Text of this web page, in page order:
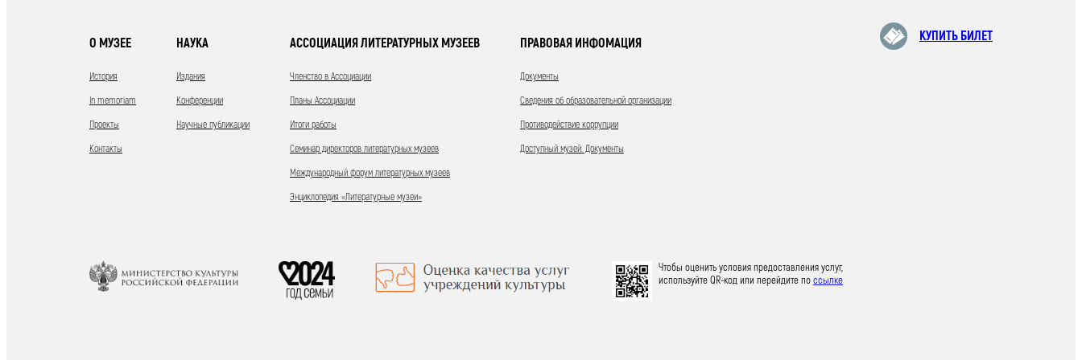
О МУЗЕЕ
История
In memoriam
Проекты
Контакты
НАУКА
Издания
Конференции
Научные публикации
АССОЦИАЦИЯ ЛИТЕРАТУРНЫХ МУЗЕЕВ
Членство в Ассоциации
Планы Ассоциации
Итоги работы
Семинар директоров литературных музеев
Международный форум литературных музеев
Энциклопедия «Литературные музеи»
ПРАВОВАЯ ИНФОМАЦИЯ
Документы
Сведения об образовательной организации
Противодействие коррупции
Доступный музей. Документы
КУПИТЬ БИЛЕТ
Чтобы оценить условия предоставления услуг,
используйте QR-код или перейдите поссылке